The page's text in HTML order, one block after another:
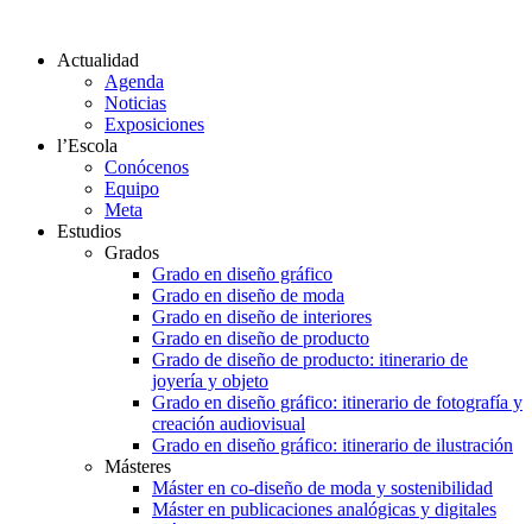
Actualidad
Agenda
Noticias
Exposiciones
l’Escola
Conócenos
Equipo
Meta
Estudios
Grados
Grado en diseño gráfico
Grado en diseño de moda
Grado en diseño de interiores
Grado en diseño de producto
Grado de diseño de producto: itinerario de
joyería y objeto
Grado en diseño gráfico: itinerario de fotografía y
creación audiovisual
Grado en diseño gráfico: itinerario de ilustración
Másteres
Máster en co-diseño de moda y sostenibilidad
Máster en publicaciones analógicas y digitales